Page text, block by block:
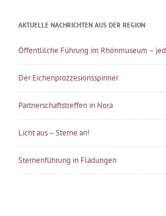
AKTUELLE NACHRICHTEN AUS DER REGION
Öffentlilche Führung im Rhönmuseum –
Der Eichenprozzesionsspinner
Partnerschaftstreffen in Nora
Licht aus – Sterne an!
Sternenführung in Fladungen